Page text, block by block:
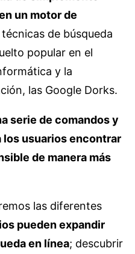
un motor de
de búsqueda
popular en el
y la
las Google Dorks.
serie de comandos y
usuarios encontrar
de manera más
las diferentes
pueden expandir
en línea; descubrir